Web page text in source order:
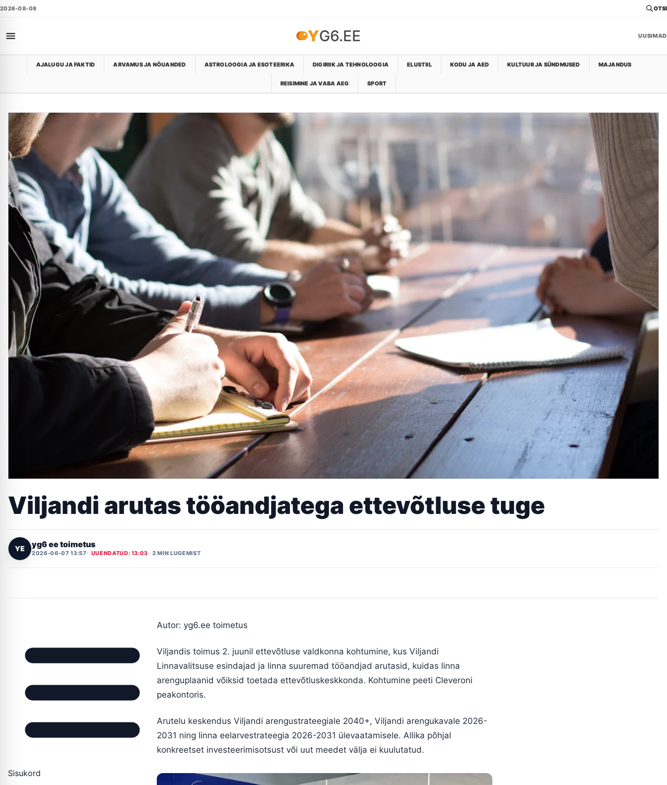
2026-08-08 OTSI
YG6.EE UUSIMAD
AJALUGU JA FAKTID ARVAMUS JA NÕUANDED ASTROLOOGIA JA ESOTEERIKA DIGIRIIK JA TEHNOLOOGIA ELUSTIIL KODU JA AED KULTUUR JA SÜNDMUSED MAJANDUS
REISIMINE JA VABA AEG SPORT
Viljandi arutas tööandjatega ettevõtluse tuge
YE yg6 ee toimetus
2026-06-07 13:57 UUENDATUD: 13:03 2 MIN LUGEMIST
Sisukord
Autor: yg6.ee toimetus
Viljandis toimus 2. juunil ettevõtluse valdkonna kohtumine, kus Viljandi
Linnavalitsuse esindajad ja linna suuremad tööandjad arutasid, kuidas linna
arenguplaanid võiksid toetada ettevõtluskeskkonda. Kohtumine peeti Cleveroni
peakontoris.
Arutelu keskendus Viljandi arengustrateegiale 2040+, Viljandi arengukavale 2026-
2031 ning linna eelarvestrateegia 2026-2031 ülevaatamisele. Allika põhjal
konkreetset investeerimisotsust või uut meedet välja ei kuulutatud.